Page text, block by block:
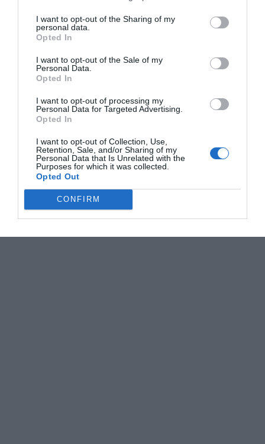
I want to opt-out of the Sharing of my
personal data.
Opted In
I want to opt-out of the Sale of my
Personal Data.
Opted In
I want to opt-out of processing my
Personal Data for Targeted Advertising.
Opted In
I want to opt-out of Collection, Use,
Retention, Sale, and/or Sharing of my
Personal Data that Is Unrelated with the
Purposes for which it was collected.
Opted Out
CONFIRM